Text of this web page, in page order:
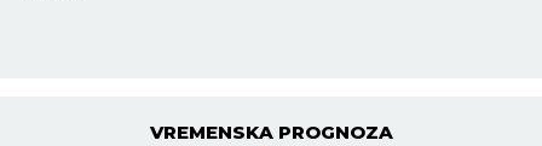
VREMENSKA PROGNOZA